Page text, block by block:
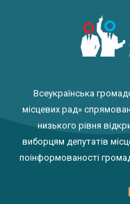
Всеукраїнська
місцевих рад»
низького рівня
виборцям депутатів
поінформованості